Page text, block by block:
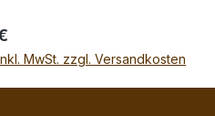
Preis:
MwSt. zzgl. Versandkosten